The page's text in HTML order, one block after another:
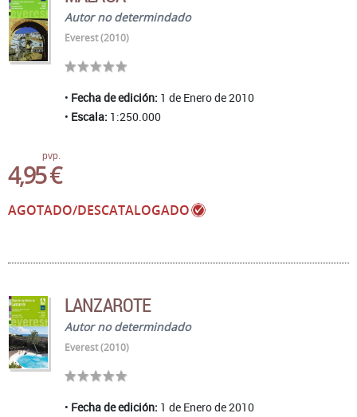
Autor no determindado
Everest (2010)
Fecha de edición: 1 de Enero de 2010
Escala: 1:250.000
pvp.
4,95 €
AGOTADO/DESCATALOGADO
LANZAROTE
Autor no determindado
Everest (2010)
Fecha de edición: 1 de Enero de 2010